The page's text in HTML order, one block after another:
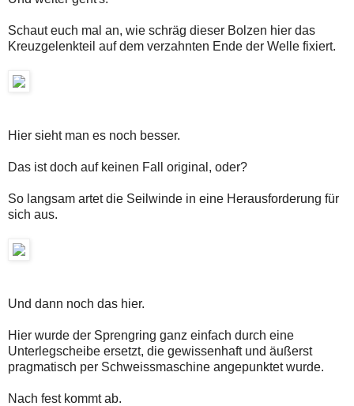
Schaut euch mal an, wie schräg dieser Bolzen hier das
Kreuzgelenkteil auf dem verzahnten Ende der Welle fixiert.
Hier sieht man es noch besser.
Das ist doch auf keinen Fall original, oder?
So langsam artet die Seilwinde in eine Herausforderung für
sich aus.
Und dann noch das hier.
Hier wurde der Sprengring ganz einfach durch eine
Unterlegscheibe ersetzt, die gewissenhaft und äußerst
pragmatisch per Schweissmaschine angepunktet wurde.
Nach fest kommt ab.